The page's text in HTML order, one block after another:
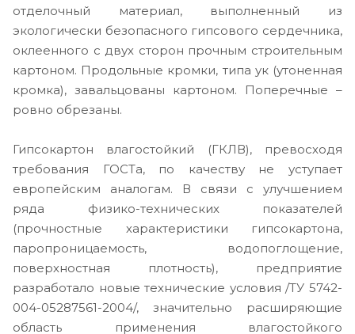
отделочный материал, выполненный из
экологически безопасного гипсового сердечника,
оклеенного с двух сторон прочным строительным
картоном. Продольные кромки, типа ук (утоненная
кромка), завальцованы картоном. Поперечные –
ровно обрезаны.
Гипсокартон влагостойкий (ГКЛВ), превосходя
требования ГОСТа, по качеству не уступает
европейским аналогам. В связи с улучшением
ряда физико-технических показателей
(прочностные характеристики гипсокартона,
паропроницаемость, водопоглощение,
поверхностная плотность), предприятие
разработало новые технические условия /ТУ 5742-
004-05287561-2004/, значительно расширяющие
область применения влагостойкого